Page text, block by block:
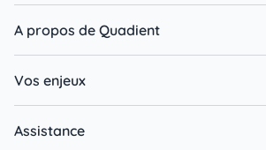
A propos de Quadient
Vos enjeux
Assistance